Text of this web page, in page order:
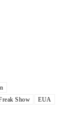
Show
EUA